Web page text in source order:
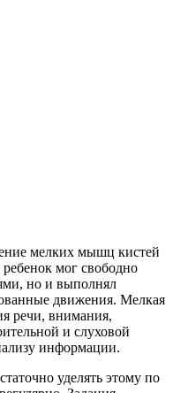
мелких мышц кистей
мог свободно
но и выполнял
движения. Мелкая
речи, внимания,
и слуховой
информации.
уделять этому по